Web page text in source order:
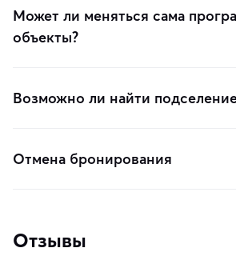
Может ли меняться сама
объекты?
Возможно ли найти
Отмена бронирования
Отзывы